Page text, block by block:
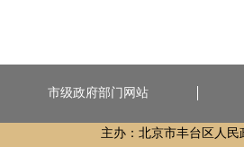
市级政府部门网站
主办：北京市丰台区人民